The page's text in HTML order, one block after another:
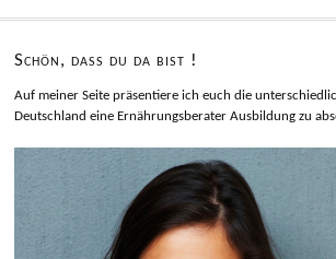
Schön, dass du da bist !
Auf meiner Seite präsentiere ich euch die
Deutschland eine Ernährungsberater Ausbildung zu